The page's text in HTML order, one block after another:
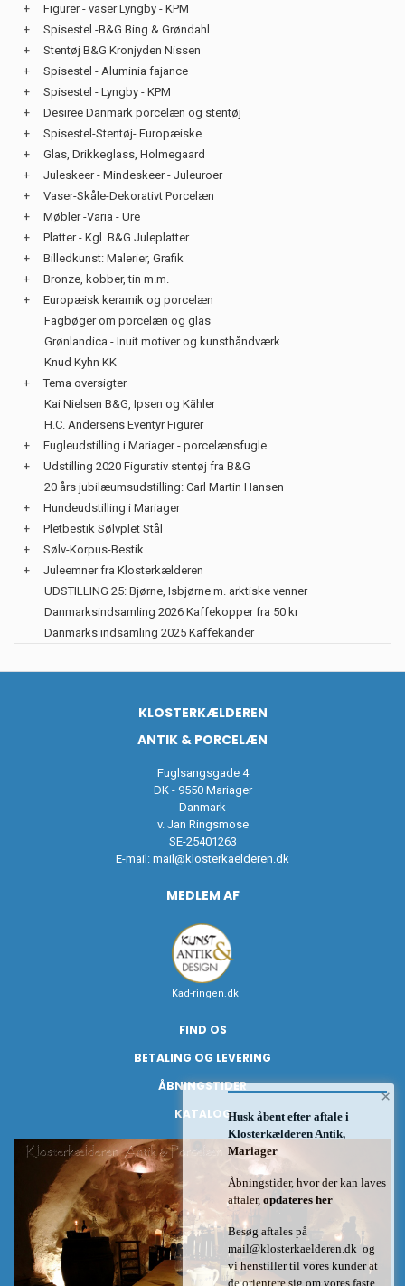
+
Figurer - vaser Lyngby - KPM
+
Spisestel -B&G Bing & Grøndahl
+
Stentøj B&G Kronjyden Nissen
+
Spisestel - Aluminia fajance
+
Spisestel - Lyngby - KPM
+
Desiree Danmark porcelæn og stentøj
+
Spisestel-Stentøj- Europæiske
+
Glas, Drikkeglass, Holmegaard
+
Juleskeer - Mindeskeer - Juleuroer
+
Vaser-Skåle-Dekorativt Porcelæn
+
Møbler -Varia - Ure
+
Platter - Kgl. B&G Juleplatter
+
Billedkunst: Malerier, Grafik
+
Bronze, kobber, tin m.m.
+
Europæisk keramik og porcelæn
Fagbøger om porcelæn og glas
Grønlandica - Inuit motiver og kunsthåndværk
Knud Kyhn KK
+
Tema oversigter
Kai Nielsen B&G, Ipsen og Kähler
H.C. Andersens Eventyr Figurer
+
Fugleudstilling i Mariager - porcelænsfugle
+
Udstilling 2020 Figurativ stentøj fra B&G
20 års jubilæumsudstilling: Carl Martin Hansen
+
Hundeudstilling i Mariager
+
Pletbestik Sølvplet Stål
+
Sølv-Korpus-Bestik
+
Juleemner fra Klosterkælderen
UDSTILLING 25: Bjørne, Isbjørne m. arktiske venner
Danmarksindsamling 2026 Kaffekopper fra 50 kr
Danmarks indsamling 2025 Kaffekander
KLOSTERKÆLDEREN
ANTIK & PORCELÆN
Fuglsangsgade 4
DK - 9550 Mariager
Danmark
v. Jan Ringsmose
SE-25401263
E-mail: mail@klosterkaelderen.dk
MEDLEM AF
Kad-ringen.dk
FIND OS
BETALING OG LEVERING
ÅBNINGSTIDER
KATALOG
×
Husk åbent efter aftale i
Klosterkælderen Antik,
Mariager
Åbningstider, hvor der kan laves
aftaler, opdateres her
Besøg aftales på
mail@klosterkaelderen.dk og
vi henstiller til vores kunder at
de orientere sig om vores faste